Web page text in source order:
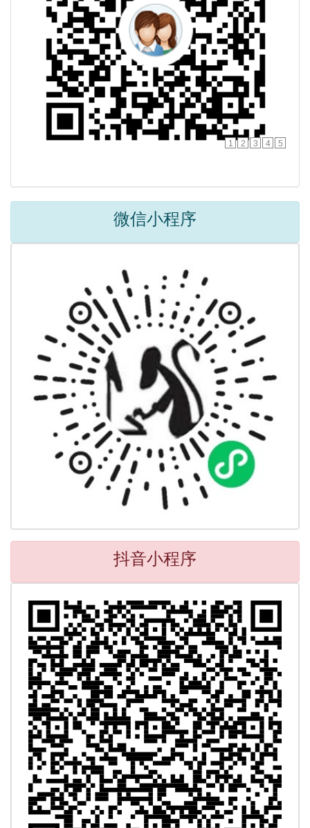
1 2 3 4 5
微信小程序
抖音小程序